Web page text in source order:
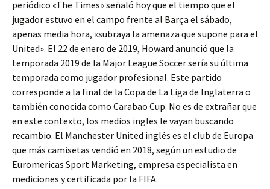
periódico «The Times» señaló hoy que el tiempo que el
jugador estuvo en el campo frente al Barça el sábado,
apenas media hora, «subraya la amenaza que supone para el
United». El 22 de enero de 2019, Howard anunció que la
temporada 2019 de la Major League Soccer sería su última
temporada como jugador profesional. Este partido
corresponde a la final de la Copa de La Liga de Inglaterra o
también conocida como Carabao Cup. No es de extrañar que
en este contexto, los medios ingles le vayan buscando
recambio. El Manchester United inglés es el club de Europa
que más camisetas vendió en 2018, según un estudio de
Euromericas Sport Marketing, empresa especialista en
mediciones y certificada por la FIFA.